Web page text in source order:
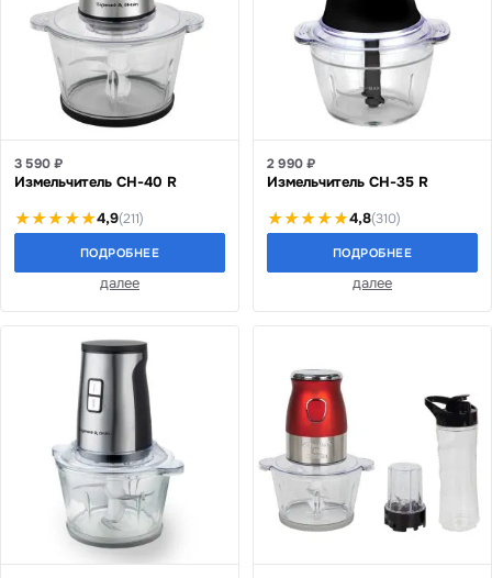
3 590 ₽
Измельчитель CH-40 R
4,9(211)
ПОДРОБНЕЕ
далее
2 990 ₽
Измельчитель CH-35 R
4,8(310)
ПОДРОБНЕЕ
далее